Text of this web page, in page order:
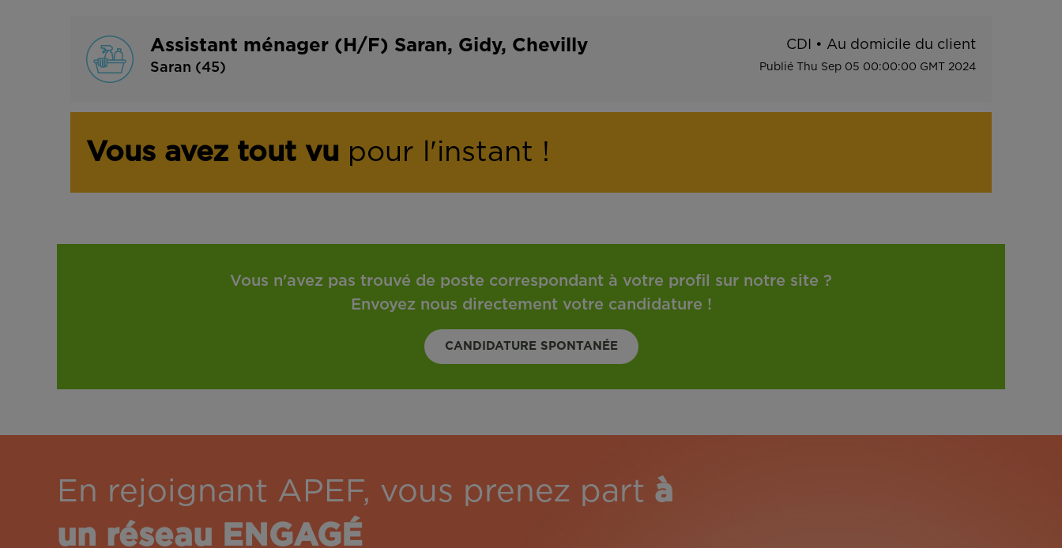
t
a
t
a
Assistant ménager (H/F) Saran, Gidy, Chevilly
Saran (45)
CDI • Au domicile du client
Publié Thu Sep 05 00:00:00 GMT 2024
Vous avez tout vu pour l'instant !
Vous n'avez pas trouvé de poste correspondant à votre profil sur notre site ?
Envoyez nous directement votre candidature !
CANDIDATURE SPONTANÉE
En rejoignant APEF, vous prenez part à
un réseau ENGAGÉ